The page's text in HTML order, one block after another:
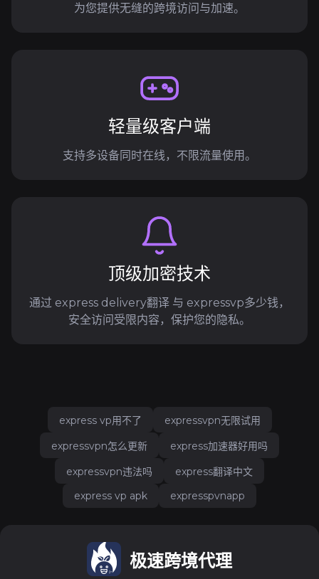
为您提供无缝的跨境访问与加速。
轻量级客户端
支持多设备同时在线，不限流量使用。
顶级加密技术
通过 express delivery翻译 与 expressvp多少钱，
安全访问受限内容，保护您的隐私。
express vp用不了
expressvpn无限试用
expressvpn怎么更新
express加速器好用吗
expressvpn违法吗
express翻译中文
express vp apk
expresspvnapp
极速跨境代理